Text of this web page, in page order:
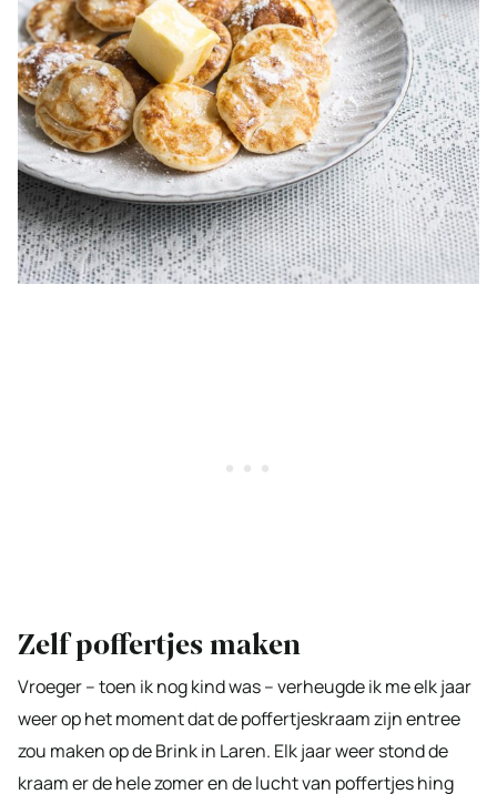
Zelf poffertjes maken
Vroeger – toen ik nog kind was – verheugde ik me elk jaar
weer op het moment dat de poffertjeskraam zijn entree
zou maken op de Brink in Laren. Elk jaar weer stond de
kraam er de hele zomer en de lucht van poffertjes hing